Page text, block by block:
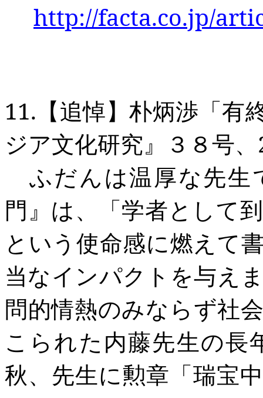
http://facta.co.jp/
11. 【追悼】朴炳渉「
ジア文化研究』３８号、
ふだんは温厚な先生
門』は、「学者として
という使命感に燃えて
当なインパクトを与え
問的情熱のみならず社
こられた内藤先生の長
秋、先生に勲章「瑞宝